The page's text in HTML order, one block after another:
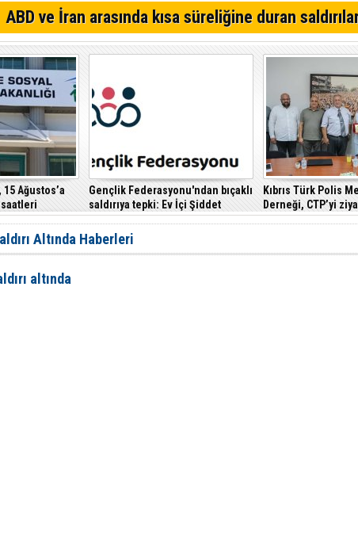
Dikkat İskele'de su kesintisi!
Denktaş: "Kıbrıs sorunu, KKTC ilan
ABD ve İran arasında kısa süreliğine duran
15 Ağustos’a
saatleri
çalışmayı
Gençlik Federasyonu'ndan bıçaklı
saldırıya tepki: Ev İçi Şiddet
Yasası hayata geçirilmeli
Kıbrıs Türk Polis
Derneği, CTP’yi
Altında Haberleri
altında